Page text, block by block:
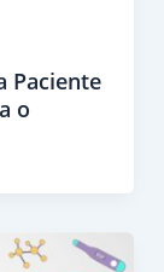
Paciente
o